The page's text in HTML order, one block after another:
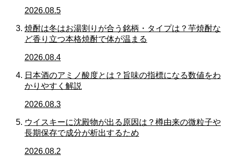
2026.08.5
焼酎は冬はお湯割りが合う銘柄・タイプは？芋焼酎な
ど香り立つ本格焼酎で体が温まる
2026.08.4
日本酒のアミノ酸度とは？旨味の指標になる数値をわ
かりやすく解説
2026.08.3
ウイスキーに沈殿物が出る原因は？樽由来の微粒子や
長期保存で成分が析出するため
2026.08.2